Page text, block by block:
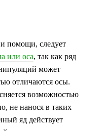
помощи, следует
или оса, так как ряд
может
отличаются осы.
возможностью
не нанося в таких
яд действует